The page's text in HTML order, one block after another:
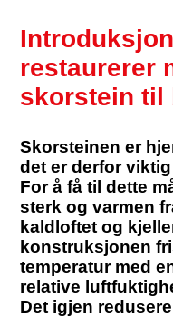
restaurerer
skorstein til
Skorsteinen er
det er derfor
For å få til dette
sterk og varmen
kaldloftet og
konstruksjonen
temperatur med
relative
Det igjen